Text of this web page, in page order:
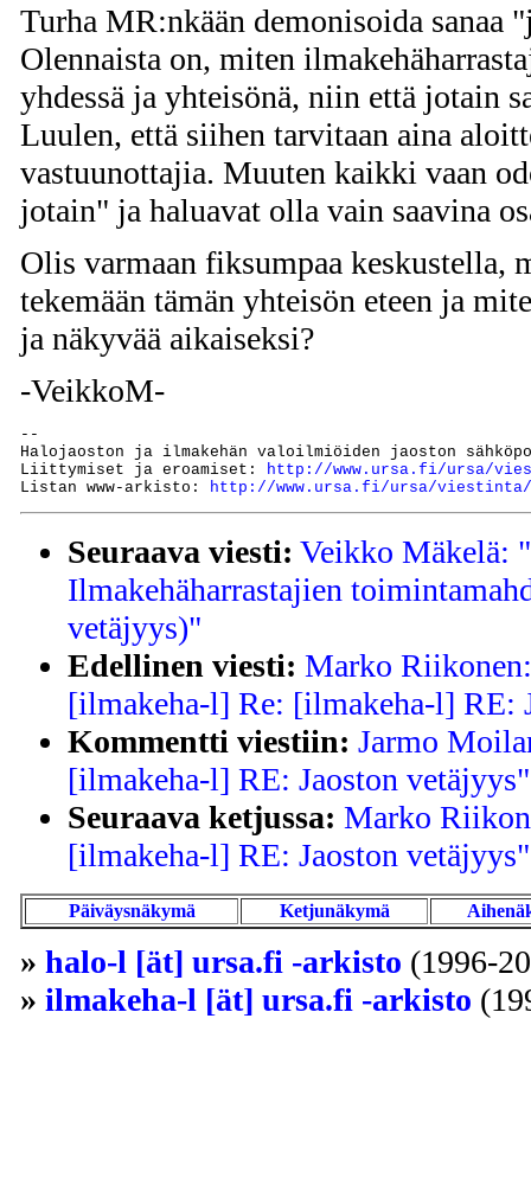
Turha MR:nkään demonisoida sanaa
Olennaista on, miten
yhdessä ja yhteisönä, niin että jotain
Luulen, että siihen tarvitaan aina
vastuunottajia. Muuten kaikki vaan
jotain" ja haluavat olla vain saavina
Olis varmaan fiksumpaa keskustella,
tekemään tämän yhteisön eteen ja
ja näkyvää aikaiseksi?
-VeikkoM-
--
Halojaoston ja ilmakehän valoilmiöiden jaoston
Liittymiset ja eroamiset:
http://www.ursa.fi/ursa/
Listan www-arkisto:
http://www.ursa.fi/ursa/viestinta/
Seuraava viesti: Veikko Mäkelä:
Ilmakehäharrastajien
vetäjyys)"
Edellinen viesti: Marko
[ilmakeha-l] Re: [ilmakeha-l] RE:
Kommentti viestiin: Jarmo
[ilmakeha-l] RE: Jaoston vetäjyys"
Seuraava ketjussa: Marko
[ilmakeha-l] RE: Jaoston vetäjyys"
Päiväysnäkymä Ketjunäkymä
» halo-l [ät] ursa.fi -arkisto (1996-
» ilmakeha-l [ät] ursa.fi -arkisto